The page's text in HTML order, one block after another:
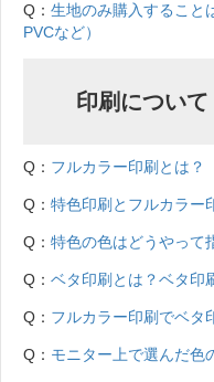
Q： 生地のみ購入すること
PVCなど）
印刷について
Q： フルカラー印刷とは？
Q： 特色印刷とフルカラー
Q： 特色の色はどうやって
Q： ベタ印刷とは？ベタ印
Q： フルカラー印刷でベタ
Q： モニター上で選んだ色